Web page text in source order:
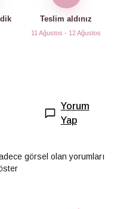
Teslim aldınız
11 Ağustos - 12 Ağustos
Yorum
Yap
görsel olan yorumları